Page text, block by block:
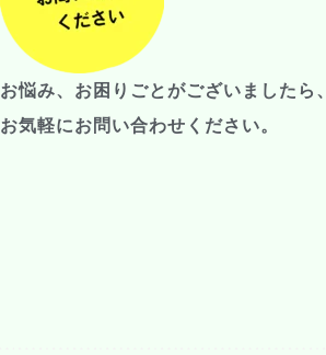
お悩み、お困りごとがございましたら、
お気軽にお問い合わせください。